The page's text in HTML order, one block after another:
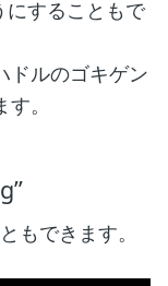
することもで
ドルのゴキゲン
。
もできます。